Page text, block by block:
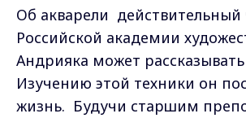
Об акварели действительный
Российской академии
Андрияка может
Изучению этой техники он
жизнь. Будучи старшим